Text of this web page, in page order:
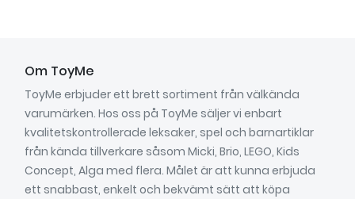
Om ToyMe
ToyMe erbjuder ett brett sortiment från välkända
varumärken. Hos oss på ToyMe säljer vi enbart
kvalitetskontrollerade leksaker, spel och barnartiklar
från kända tillverkare såsom Micki, Brio, LEGO, Kids
Concept, Alga med flera. Målet är att kunna erbjuda
ett snabbast, enkelt och bekvämt sätt att köpa